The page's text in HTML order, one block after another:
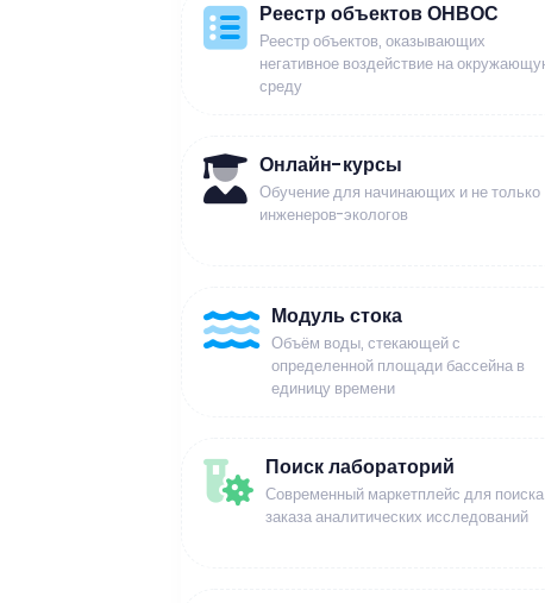
Реестр объектов ОНВОС
Реестр объектов, оказывающих
негативное воздействие на
среду
Онлайн-курсы
Обучение для начинающих и не только
инженеров-экологов
Модуль стока
Объём воды, стекающей с
определенной площади бассейна в
единицу времени
Поиск лабораторий
Современный маркетплейс для
заказа аналитических исследований